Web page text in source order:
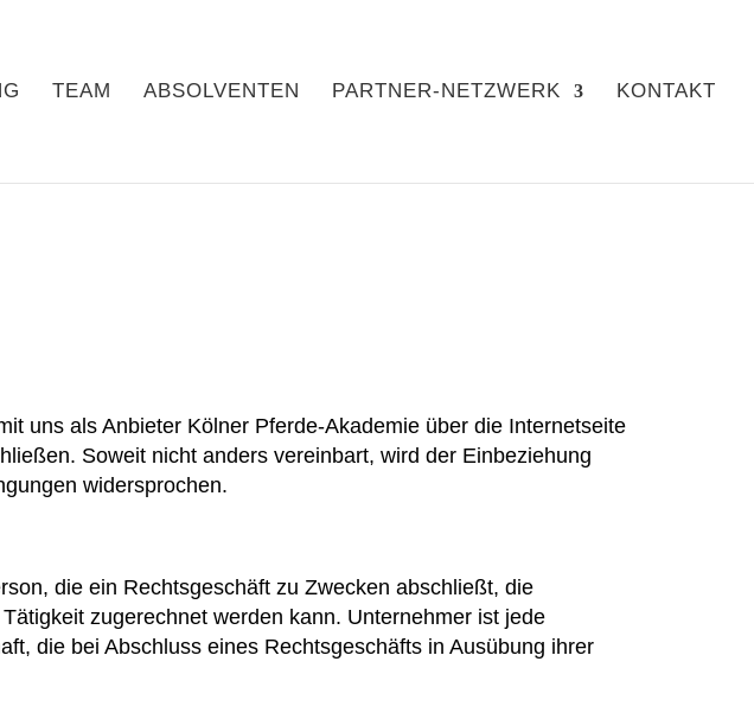
TEAM ABSOLVENTEN PARTNER-NETZWERK KONTAKT
uns als Anbieter Kölner Pferde-Akademie über die Internetseite
Soweit nicht anders vereinbart, wird der Einbeziehung
widersprochen.
die ein Rechtsgeschäft zu Zwecken abschließt, die
zugerechnet werden kann. Unternehmer ist jede
die bei Abschluss eines Rechtsgeschäfts in Ausübung ihrer